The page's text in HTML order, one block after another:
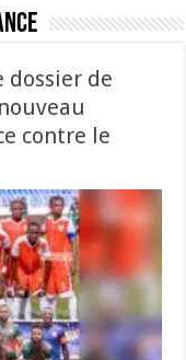
dossier de
contre le